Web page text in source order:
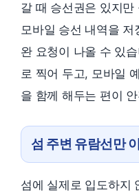
갈 때 승선권은 있지
모바일 승선 내역을
완 요청이 나올 수 있
로 찍어 두고, 모바일
을 함께 해두는 편이
섬 주변 유람선만
섬에 실제로 입도하지